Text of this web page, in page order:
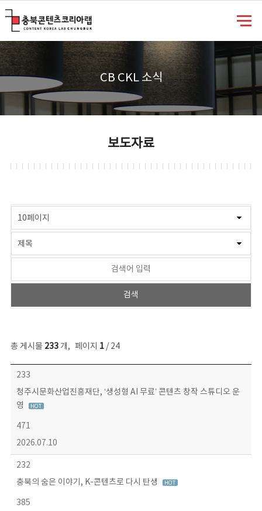
CB CKL 소식
보도자료
총 게시물 233개, 페이지 1/ 24
보도자료 목록 - 번호, 제목, 작성자, 파일, 조회수, 작성일 정보 제공
233
청주시문화산업진흥재단, ‘생성형 AI 무료’ 콘텐츠 창작 스튜디오 운
영
471
2026.07.10
232
충북의 숨은 이야기, K-콘텐츠로 다시 탄생
385